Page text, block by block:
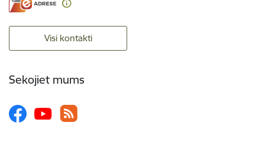
Visi kontakti
Sekojiet mums